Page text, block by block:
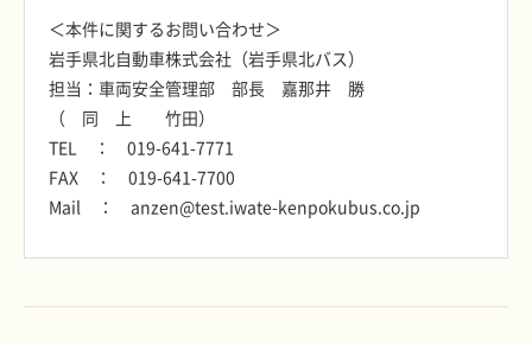
＜本件に関するお問い合わせ＞
岩手県北自動車株式会社（岩手県北バス）
担当：車両安全管理部 部長 嘉那井 勝
（ 同 上 竹田）
TEL ： 019-641-7771
FAX ： 019-641-7700
Mail ： anzen@test.iwate-kenpokubus.co.jp